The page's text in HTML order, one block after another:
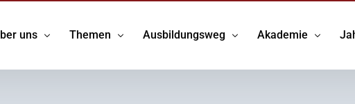
uns Themen Ausbildungsweg Akademie